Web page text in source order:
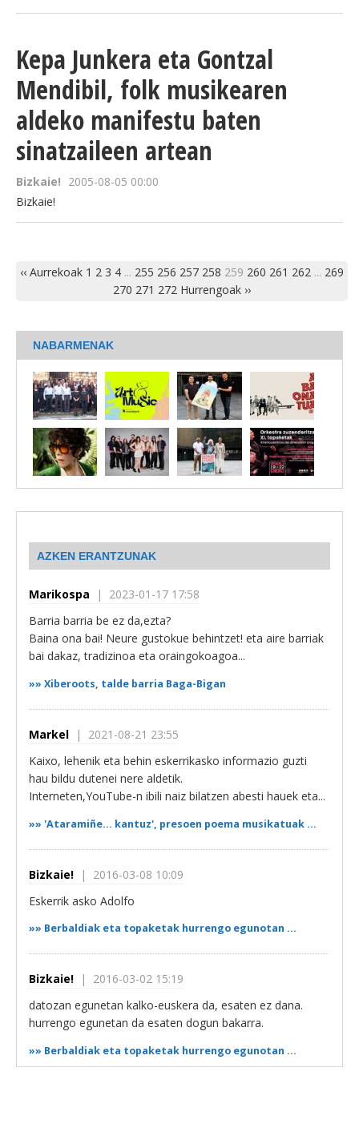
Kepa Junkera eta Gontzal
Mendibil, folk musikearen
aldeko manifestu baten
sinatzaileen artean
Bizkaie! 2005-08-05 00:00
Bizkaie!
‹‹ Aurrekoak 1 2 3 4 ... 255 256 257 258 259 260 261 262 ... 269
270 271 272 Hurrengoak ››
NABARMENAK
AZKEN ERANTZUNAK
Marikospa | 2023-01-17 17:58
Barria barria be ez da,ezta?
Baina ona bai! Neure gustokue behintzet! eta aire barriak
bai dakaz, tradizinoa eta oraingokoagoa...
»» Xiberoots, talde barria Baga-Bigan
Markel | 2021-08-21 23:55
Kaixo, lehenik eta behin eskerrikasko informazio guzti
hau bildu dutenei nere aldetik.
Interneten,YouTube-n ibili naiz bilatzen abesti hauek eta...
»» 'Ataramiñe... kantuz', presoen poema musikatuak ...
Bizkaie! | 2016-03-08 10:09
Eskerrik asko Adolfo
»» Berbaldiak eta topaketak hurrengo egunotan ...
Bizkaie! | 2016-03-02 15:19
datozan egunetan kalko-euskera da, esaten ez dana.
hurrengo egunetan da esaten dogun bakarra.
»» Berbaldiak eta topaketak hurrengo egunotan ...